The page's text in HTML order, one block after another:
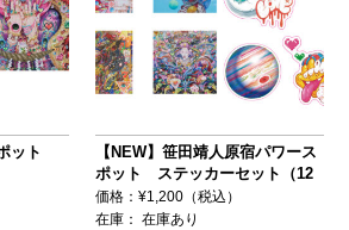
ット
【NEW】笹田靖人原宿パワース
ポット ステッカーセット（12
種片面銀袋入り）
価格：¥1,200（税込）
在庫： 在庫あり